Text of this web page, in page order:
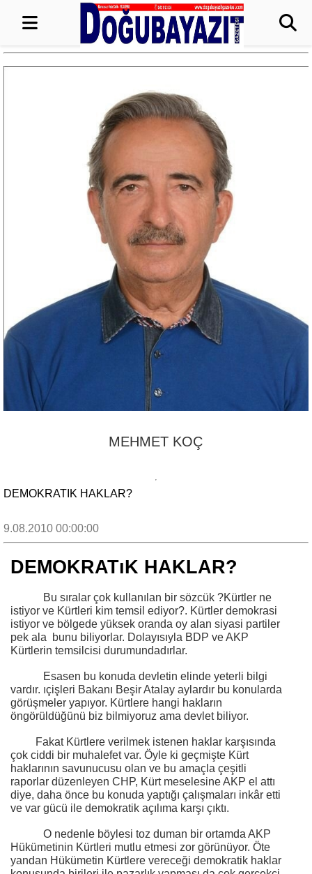
MEHMET KOÇ
DEMOKRATIK HAKLAR?
9.08.2010 00:00:00
DEMOKRATıK HAKLAR?
Bu sıralar çok kullanılan bir sözcük ?Kürtler ne
istiyor ve Kürtleri kim temsil ediyor?. Kürtler demokrasi
istiyor ve bölgede yüksek oranda oy alan siyasi partiler
pek ala
bunu biliyorlar. Dolayısıyla BDP ve AKP
Kürtlerin temsilcisi durumundadırlar.
Esasen bu konuda devletin elinde yeterli bilgi
vardır. ıçişleri Bakanı Beşir Atalay aylardır bu konularda
görüşmeler yapıyor. Kürtlere hangi hakların
öngörüldüğünü biz bilmiyoruz ama devlet biliyor.
Fakat Kürtlere verilmek istenen haklar karşısında
çok ciddi bir muhalefet var. Öyle ki geçmişte Kürt
haklarının savunucusu olan ve bu amaçla çeşitli
raporlar düzenleyen CHP, Kürt meselesine AKP el attı
diye, daha önce bu konuda yaptığı çalışmaları inkâr etti
ve var gücü ile demokratik açılıma karşı çıktı.
O nedenle böylesi toz duman bir ortamda AKP
Hükümetinin Kürtleri mutlu etmesi zor görünüyor. Öte
yandan Hükümetin Kürtlere vereceği demokratik haklar